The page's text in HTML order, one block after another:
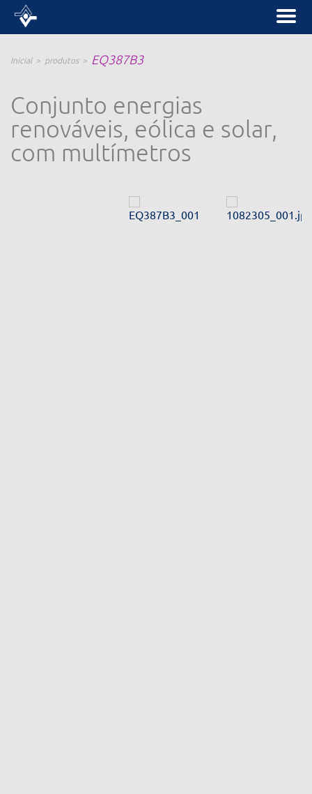
Inicial produtos EQ387B3
Conjunto energias
renováveis, eólica e solar,
com multímetros